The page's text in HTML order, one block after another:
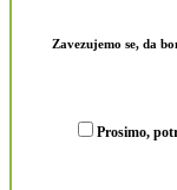
Zavezujemo se, da
Prosimo,